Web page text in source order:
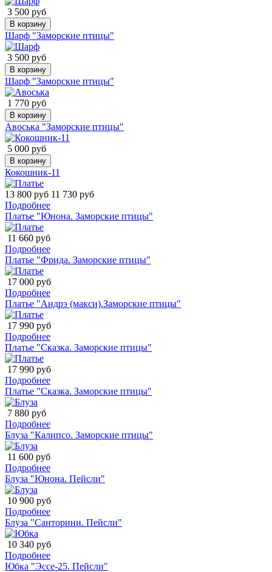
3 500 руб
В корзину
Шарф "Заморские птицы"
3 500 руб
В корзину
Шарф "Заморские птицы"
1 770 руб
В корзину
Авоська "Заморские птицы"
5 000 руб
В корзину
Кокошник-11
13 800 руб 11 730 руб
Подробнее
Платье "Юнона. Заморские птицы"
11 660 руб
Подробнее
Платье "Фрида. Заморские птицы"
17 000 руб
Подробнее
Платье "Андрэ (макси).Заморские птицы"
17 990 руб
Подробнее
Платье "Сказка. Заморские птицы"
17 990 руб
Подробнее
Платье "Сказка. Заморские птицы"
7 880 руб
Подробнее
Блуза "Калипсо. Заморские птицы"
11 600 руб
Подробнее
Блуза "Юнона. Пейсли"
10 900 руб
Подробнее
Блуза "Санторини. Пейсли"
10 340 руб
Подробнее
Юбка "Эссе-25. Пейсли"